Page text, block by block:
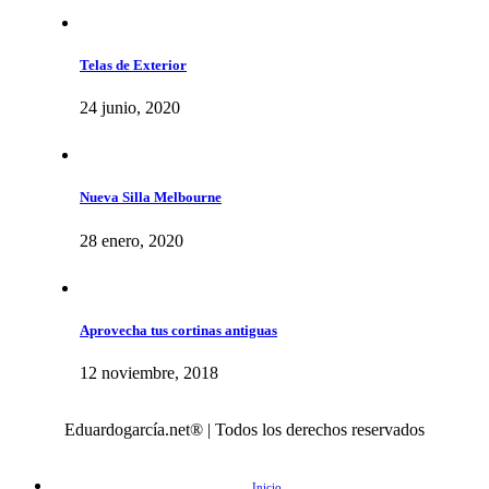
Telas de Exterior
24 junio, 2020
Nueva Silla Melbourne
28 enero, 2020
Aprovecha tus cortinas antiguas
12 noviembre, 2018
Eduardogarcía.net® | Todos los derechos reservados